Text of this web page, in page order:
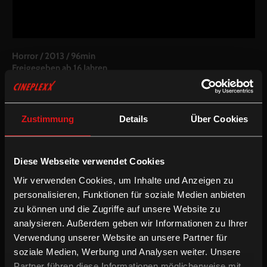
Zustimmung Details Über Cookies
Diese Webseite verwendet Cookies
Wir verwenden Cookies, um Inhalte und Anzeigen zu
personalisieren, Funktionen für soziale Medien anbieten
zu können und die Zugriffe auf unsere Website zu
analysieren. Außerdem geben wir Informationen zu Ihrer
Verwendung unserer Website an unsere Partner für
soziale Medien, Werbung und Analysen weiter. Unsere
Horror / 2013 / 96min
Freigegeben ab 16 Jahren
Regie:Marvin Kren
Drehbuch:Marvin Kren, Benjamin Hessler
Moritz Schultheiß
Schnitt:Daniel Prochaska
Peter Knaack, Felix Römer, Brigitte Kren, Wolfgang Pampel,
Murathan Muslu, Adina Vetter, Michael Fuith
Fassung:
Deutsche OV
Horror